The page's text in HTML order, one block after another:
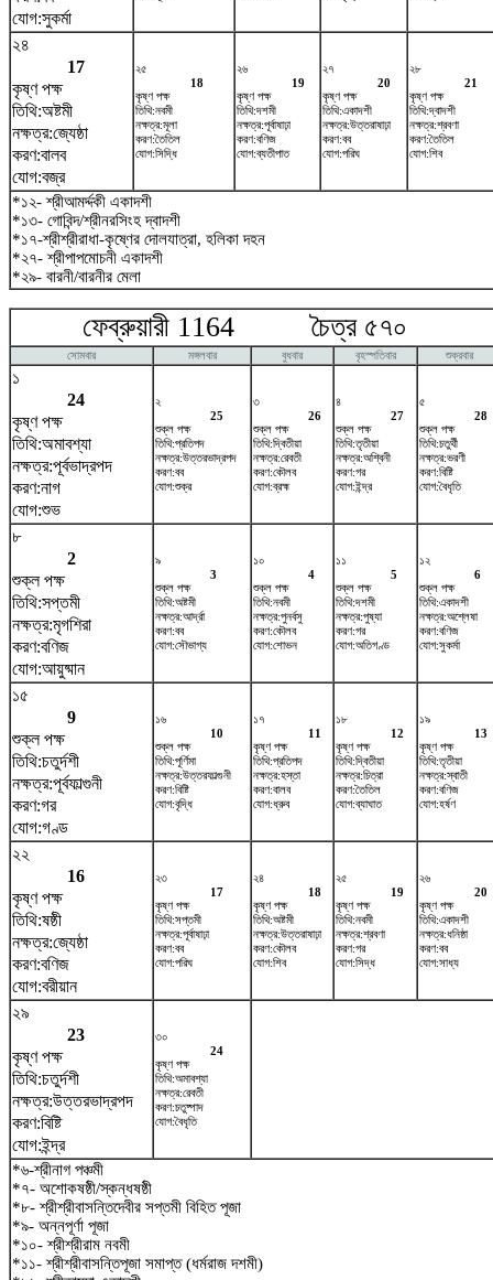
যোগ:সুকর্মা
২৪
17
কৃষ্ণ পক্ষ
তিথি:অষ্টমী
নক্ষত্র:জ্যেষ্ঠা
করণ:বালব
যোগ:বজ্র
২৫
18
কৃষ্ণ পক্ষ
তিথি:নবমী
নক্ষত্র:মূলা
করণ:তৈতিল
যোগ:সিদ্ধি
২৬
19
কৃষ্ণ পক্ষ
তিথি:দশমী
নক্ষত্র:পূর্বাষাঢ়া
করণ:বণিজ
যোগ:ব্যতীপাত
২৭
20
কৃষ্ণ পক্ষ
তিথি:একাদশী
নক্ষত্র:উত্তরাষাঢ়া
করণ:বব
যোগ:পরিঘ
২৮
21
কৃষ্ণ পক্ষ
তিথি:দ্বাদশী
নক্ষত্র:শ্রবণা
করণ:তৈতিল
যোগ:শিব
*১২- শ্রীআমর্দ্দকী একাদশী
*১৩- গোবিন্দ/শ্রীনরসিংহ দ্বাদশী
*১৭-শ্রীশ্রীরাধা-কৃষ্ণের দোলযাত্রা, হলিকা দহন
*২৭- শ্রীপাপমোচনী একাদশী
*২৯- বারনী/বারনীর মেলা
ফেব্রুয়ারী 1164 চৈত্র ৫৭০
সোমবার মঙ্গলবার বুধবার বৃহস্পতিবার শুক্রবার
১
24
কৃষ্ণ পক্ষ
তিথি:অমাবশ্যা
নক্ষত্র:পূর্বভাদ্রপদ
করণ:নাগ
যোগ:শুভ
২
25
শুক্ল পক্ষ
তিথি:প্রতিপদ
নক্ষত্র:উত্তরভাদ্রপদ
করণ:বব
যোগ:শুক্র
৩
26
শুক্ল পক্ষ
তিথি:দ্বিতীয়া
নক্ষত্র:রেবতী
করণ:কৌলব
যোগ:ব্রহ্ম
৪
27
শুক্ল পক্ষ
তিথি:তৃতীয়া
নক্ষত্র:অশ্বিনী
করণ:গর
যোগ:ইন্দ্র
৫
28
শুক্ল পক্ষ
তিথি:চতুর্থী
নক্ষত্র:ভরণী
করণ:বিষ্টি
যোগ:বৈধৃতি
৮
2
শুক্ল পক্ষ
তিথি:সপ্তমী
নক্ষত্র:মৃগশিরা
করণ:বণিজ
যোগ:আয়ুষ্মান
৯
3
শুক্ল পক্ষ
তিথি:অষ্টমী
নক্ষত্র:আর্দ্রা
করণ:বব
যোগ:সৌভাগ্য
১০
4
শুক্ল পক্ষ
তিথি:নবমী
নক্ষত্র:পুনর্বসু
করণ:কৌলব
যোগ:শোভন
১১
5
শুক্ল পক্ষ
তিথি:দশমী
নক্ষত্র:পুষ্যা
করণ:গর
যোগ:অতিগণ্ড
১২
6
শুক্ল পক্ষ
তিথি:একাদশী
নক্ষত্র:অশ্লেষা
করণ:বণিজ
যোগ:সুকর্মা
১৫
9
শুক্ল পক্ষ
তিথি:চতুর্দশী
নক্ষত্র:পূর্বফাল্গুনী
করণ:গর
যোগ:গণ্ড
১৬
10
শুক্ল পক্ষ
তিথি:পূর্ণিমা
নক্ষত্র:উত্তরফাল্গুনী
করণ:বিষ্টি
যোগ:বৃদ্ধি
১৭
11
কৃষ্ণ পক্ষ
তিথি:প্রতিপদ
নক্ষত্র:হস্তা
করণ:বালব
যোগ:ধ্রুব
১৮
12
কৃষ্ণ পক্ষ
তিথি:দ্বিতীয়া
নক্ষত্র:চিত্রা
করণ:তৈতিল
যোগ:ব্যাঘাত
১৯
13
কৃষ্ণ পক্ষ
তিথি:তৃতীয়া
নক্ষত্র:স্বাতী
করণ:বণিজ
যোগ:হর্ষণ
২২
16
কৃষ্ণ পক্ষ
তিথি:ষষ্ঠী
নক্ষত্র:জ্যেষ্ঠা
করণ:বণিজ
যোগ:বরীয়ান
২৩
17
কৃষ্ণ পক্ষ
তিথি:সপ্তমী
নক্ষত্র:পূর্বাষাঢ়া
করণ:বব
যোগ:পরিঘ
২৪
18
কৃষ্ণ পক্ষ
তিথি:অষ্টমী
নক্ষত্র:উত্তরাষাঢ়া
করণ:কৌলব
যোগ:শিব
২৫
19
কৃষ্ণ পক্ষ
তিথি:নবমী
নক্ষত্র:শ্রবণা
করণ:গর
যোগ:সিদ্ধ
২৬
20
কৃষ্ণ পক্ষ
তিথি:একাদশী
নক্ষত্র:ধনিষ্ঠা
করণ:বব
যোগ:সাধ্য
২৯
23
কৃষ্ণ পক্ষ
তিথি:চতুর্দশী
নক্ষত্র:উত্তরভাদ্রপদ
করণ:বিষ্টি
যোগ:ইন্দ্র
৩০
24
কৃষ্ণ পক্ষ
তিথি:অমাবশ্যা
নক্ষত্র:রেবতী
করণ:চতুষ্পাদ
যোগ:বৈধৃতি
*৬-শ্রীনাগ পঞ্চমী
*৭- অশোকষষ্ঠী/স্কন্ধষষ্ঠী
*৮- শ্রীশ্রীবাসন্তিদেবীর সপ্তমী বিহিত পূজা
*৯- অন্নপূর্ণা পূজা
*১০- শ্রীশ্রীরাম নবমী
*১১- শ্রীশ্রীবাসন্তিপূজা সমাপ্ত (ধর্মরাজ দশমী)